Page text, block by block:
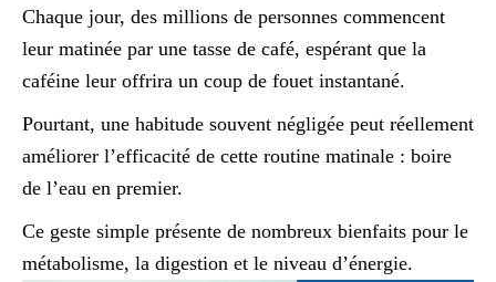
Chaque jour, des millions de personnes commencent
leur matinée par une tasse de café, espérant que la
caféine leur offrira un coup de fouet instantané.
Pourtant, une habitude souvent négligée peut réellement
améliorer l’efficacité de cette routine matinale : boire
de l’eau en premier.
Ce geste simple présente de nombreux bienfaits pour le
métabolisme, la digestion et le niveau d’énergie.